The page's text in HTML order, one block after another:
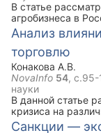
В статье
агробизнеса в
развития и
Анализ
торговлю
Конакова А.В.
NovaInfo 54, с.95-
науки
В данной статье
кризиса на
финансового
Санкции —